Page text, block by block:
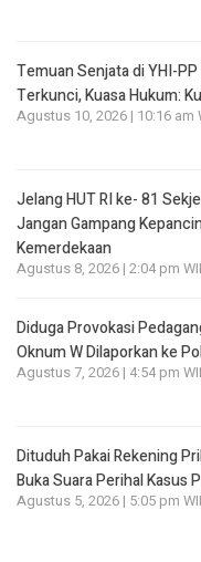
Temuan Senjata di YHI-
Terkunci, Kuasa Hukum:
Agustus 10, 2026 | 10:16 am
Jelang HUT RI ke- 81
Jangan Gampang
Kemerdekaan
Agustus 8, 2026 | 2:04 pm
Diduga Provokasi
Oknum W Dilaporkan ke
Agustus 7, 2026 | 4:54 pm
Dituduh Pakai Rekening
Buka Suara Perihal Kasus
Agustus 5, 2026 | 5:05 pm